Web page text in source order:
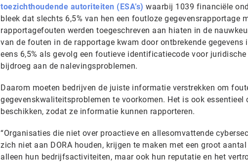
toezichthoudende autoriteiten (ESA’s) waarbij 1039 financiële
bleek dat slechts 6,5% van hen een foutloze gegevensrapportage
rapportagefouten werden toegeschreven aan hiaten in de
van de fouten in de rapportage kwam door ontbrekende gegevens
eens 6,5% als gevolg een foutieve identificatiecode voor
bijdroeg aan de nalevingsproblemen.
Daarom moeten bedrijven de juiste informatie verstrekken om
gegevenskwaliteitsproblemen te voorkomen. Het is ook essentieel
beschikken, zodat ze informatie kunnen rapporteren.
“Organisaties die niet over proactieve en allesomvattende
zich niet aan DORA houden, krijgen te maken met een groot
alleen hun bedrijfsactiviteiten, maar ook hun reputatie en het